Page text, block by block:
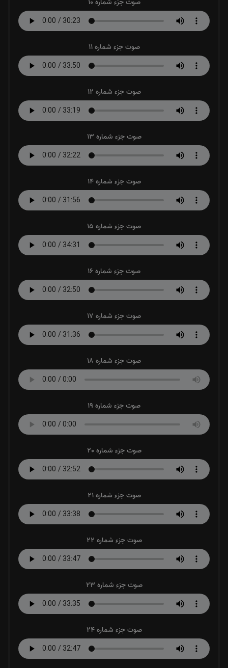
صوت جزء شماره 11
صوت جزء شماره 12
صوت جزء شماره 13
صوت جزء شماره 14
صوت جزء شماره 15
صوت جزء شماره 16
صوت جزء شماره 17
صوت جزء شماره 18
صوت جزء شماره 19
صوت جزء شماره 20
صوت جزء شماره 21
صوت جزء شماره 22
صوت جزء شماره 23
صوت جزء شماره 24